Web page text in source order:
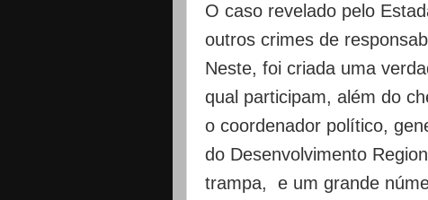
O caso revelado pelo
outros crimes de
Neste, foi criada uma
qual participam, além do
o coordenador político,
do Desenvolvimento
trampa, e um grande